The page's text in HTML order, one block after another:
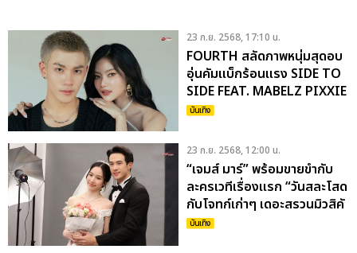
23 ก.ย. 2568, 17:10 น.
FOURTH สลัดภาพหนุ่มสุดอบ
อุ่นคัมแบ็กร้อนแรง SIDE TO
SIDE FEAT. MABELZ PIXXIE
บันเทิง
23 ก.ย. 2568, 12:00 น.
“เจมส์ มาร์” พร้อมขายขำกับ
ละครเวทีเรื่องแรก “วันสละโสด
กับโจทก์เก่าๆ เดอะสรวนมิวสิคั
ล” บัตรราคาเริ่มต้น 800 บาท
บันเทิง